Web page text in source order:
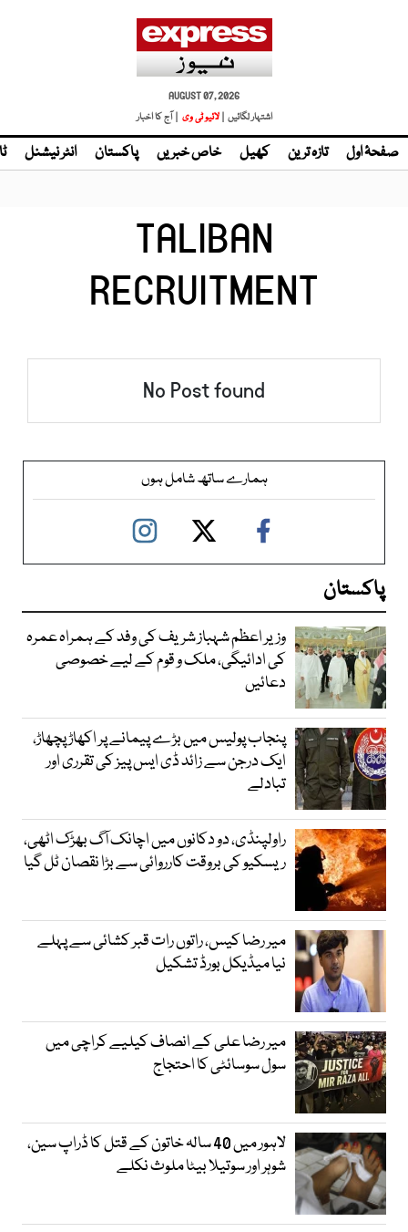
AUGUST 07, 2026
اشتہار لگائیں | لائیو ٹی وی | آج کا اخبار
صفحۂ اول تازہ ترین کھیل خاص خبریں پاکستان انٹر نیشنل
TALIBAN
RECRUITMENT
No Post found
ہمارے ساتھ شامل ہوں
پاکستان
وزیر اعظم شہباز شریف کی وفد کے ہمراہ عمرہ
کی ادائیگی، ملک و قوم کے لیے خصوصی
دعائیں
پنجاب پولیس میں بڑے پیمانے پر اکھاڑ پچھاڑ،
ایک درجن سے زائد ڈی ایس پیز کی تقرری اور
تبادلے
راولپنڈی، دو دکانوں میں اچانک آگ بھڑک اٹھی،
ریسکیو کی بروقت کارروائی سے بڑا نقصان ٹل گیا
میر رضا کیس، راتوں رات قبر کشائی سے پہلے
نیا میڈیکل بورڈ تشکیل
میر رضا علی کے انصاف کیلیے کراچی میں
سول سوسائٹی کا احتجاج
لاہور میں 40 سالہ خاتون کے قتل کا ڈراپ سین،
شوہر اور سوتیلا بیٹا ملوث نکلے